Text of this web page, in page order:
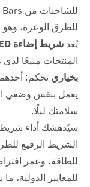
للطرق الوعرة،
يُعد شريط إضاءة LED
المنتجات مبيعًا لدى Vivid Light Bars. يتوفر هذا
بخياري تحكم:
يعمل بنفس وضعي
سلامتك ليلًا.
الشريط الرفيع
للطاقة، وعمر
للمعايير الدولية،